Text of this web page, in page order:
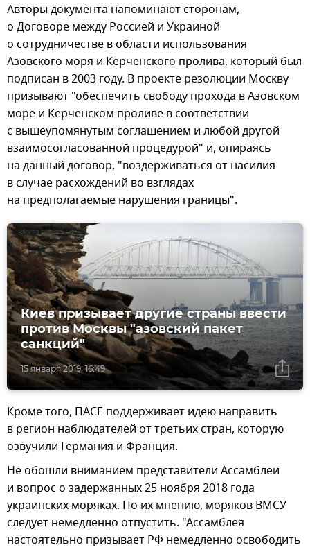
Авторы документа напоминают сторонам,
о Договоре между Россией и Украиной
о сотрудничестве в области использования
Азовского моря и Керченского пролива, который был
подписан в 2003 году. В проекте резолюции Москву
призывают "обеспечить свободу прохода в Азовском
море и Керченском проливе в соответствии
с вышеупомянутым соглашением и любой другой
взаимосогласованной процедурой" и, опираясь
на данный договор, "воздерживаться от насилия
в случае расхождений во взглядах
на предполагаемые нарушения границы".
15 января 2019, 16:49
Киев призывает другие страны ввести
против Москвы "азовский пакет
санкций"
Кроме того, ПАСЕ поддерживает идею направить
в регион наблюдателей от третьих стран, которую
озвучили Германия и Франция.
Не обошли вниманием представители Ассамблеи
и вопрос о задержанных 25 ноября 2018 года
украинских моряках. По их мнению, моряков ВМСУ
следует немедленно отпустить. "Ассамблея
настоятельно призывает РФ немедленно освободить